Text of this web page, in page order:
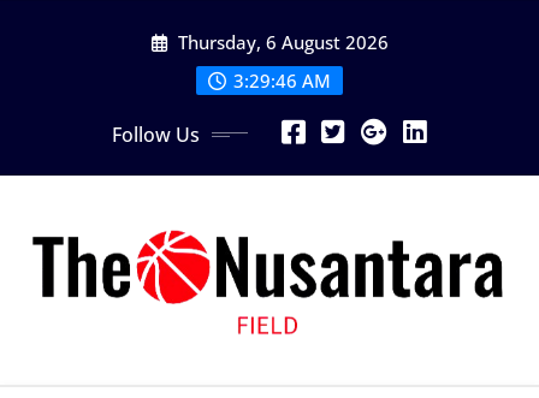
Thursday, 6 August 2026
3:29:47 AM
Follow Us